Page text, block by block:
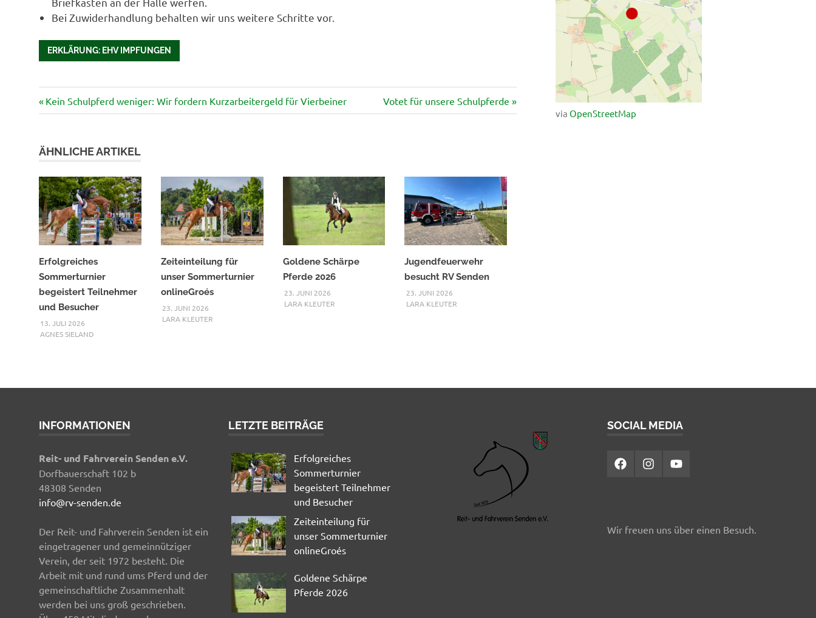
Bei Zuwiderhandlung behalten wir uns weitere Schritte vor.
ERKLÄRUNG: EHV IMPFUNGEN
Beitragsnavigation
Vorheriger
Beitrag:
Kein Schulpferd weniger: Wir fordern Kurzarbeitergeld für Vierbeiner
Nächster
Beitrag:
Votet für unsere Schulpferde
ÄHNLICHE ARTIKEL
Erfolgreiches
Sommerturnier
begeistert Teilnehmer
und Besucher
13. JULI 2026
AGNES SIELAND
Zeiteinteilung für
unser Sommerturnier
onlineGroés
23. JUNI 2026
LARA KLEUTER
Goldene Schärpe
Pferde 2026
23. JUNI 2026
LARA KLEUTER
Jugendfeuerwehr
besucht RV Senden
23. JUNI 2026
LARA KLEUTER
viaOpenStreetMap
INFORMATIONEN
Reit- und Fahrverein Senden e.V.
Dorfbauerschaft 102 b
48308 Senden
info@rv-senden.de
Der Reit- und Fahrverein Senden ist ein
eingetragener und gemeinnütziger
Verein, der seit 1972 besteht. Die
Arbeit mit und rund ums Pferd und der
gemeinschaftliche Zusammenhalt
werden bei uns groß geschrieben.
LETZTE BEITRÄGE
Erfolgreiches
Sommerturnier
begeistert Teilnehmer
und Besucher
Zeiteinteilung für
unser Sommerturnier
onlineGroés
Goldene Schärpe
Pferde 2026
SOCIAL MEDIA
FacebookInstagramYouTube
Wir freuen uns über einen Besuch.